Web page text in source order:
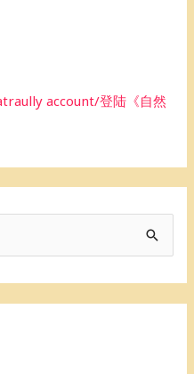
account/登陆《自然